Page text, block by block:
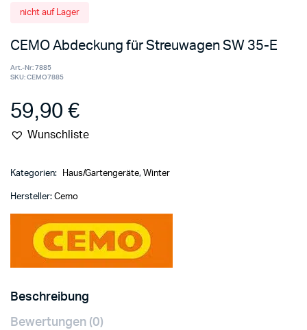
nicht auf Lager
CEMO Abdeckung für Streuwagen SW 35-E
Art.-Nr:7885
SKU: CEMO7885
59,90€
Wunschliste
Kategorien: Haus/Gartengeräte,Winter
Hersteller: Cemo
Beschreibung
Bewertungen (0)